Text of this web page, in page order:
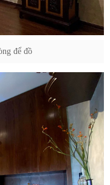
để đồ